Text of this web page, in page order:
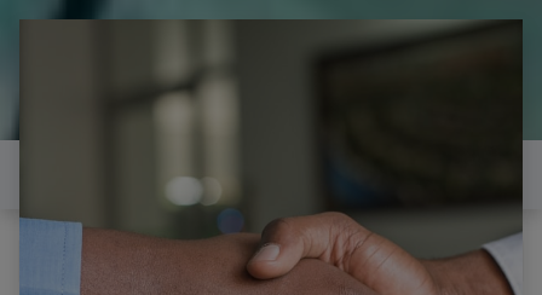
il est temps de
réparer...Electronique 66 est
heureux de vous aider